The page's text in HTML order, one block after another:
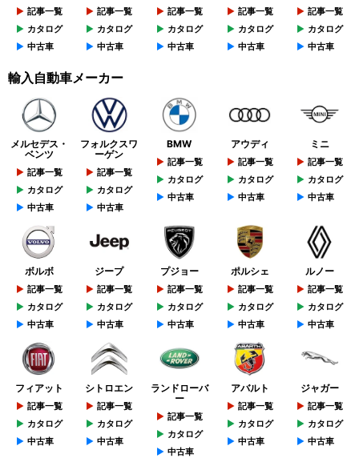
記事一覧
カタログ
中古車
記事一覧
カタログ
中古車
記事一覧
カタログ
中古車
記事一覧
カタログ
中古車
記事一覧
カタログ
中古車
輸入自動車メーカー
メルセデス・
ベンツ
記事一覧
カタログ
中古車
フォルクスワ
ーゲン
記事一覧
カタログ
中古車
BMW
記事一覧
カタログ
中古車
アウディ
記事一覧
カタログ
中古車
ミニ
記事一覧
カタログ
中古車
ボルボ
記事一覧
カタログ
中古車
ジープ
記事一覧
カタログ
中古車
プジョー
記事一覧
カタログ
中古車
ポルシェ
記事一覧
カタログ
中古車
ルノー
記事一覧
カタログ
中古車
フィアット
記事一覧
カタログ
中古車
シトロエン
記事一覧
カタログ
中古車
ランドローバ
ー
記事一覧
カタログ
中古車
アバルト
記事一覧
カタログ
中古車
ジャガー
記事一覧
カタログ
中古車